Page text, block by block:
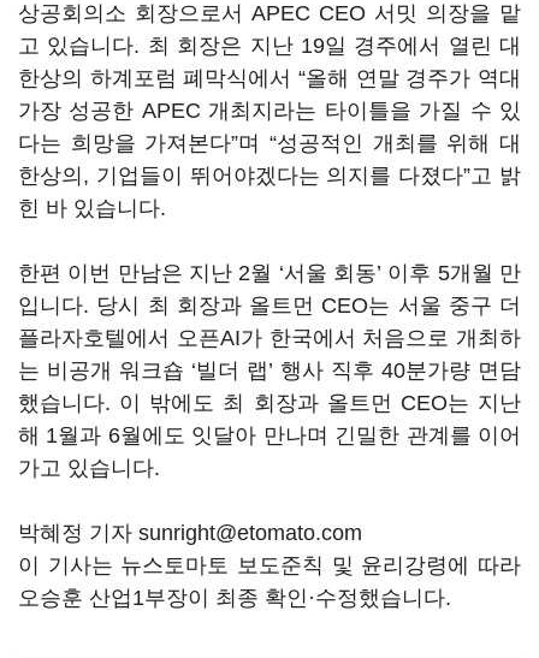
상공회의소 회장으로서 APEC CEO 서밋 의장을 맡
고 있습니다. 최 회장은 지난 19일 경주에서 열린 대
한상의 하계포럼 폐막식에서 “올해 연말 경주가 역대
가장 성공한 APEC 개최지라는 타이틀을 가질 수 있
다는 희망을 가져본다”며“성공적인 개최를 위해 대
한상의, 기업들이 뛰어야겠다는 의지를 다졌다”고 밝
힌 바 있습니다.
한편 이번 만남은 지난 2월 ‘서울 회동’ 이후 5개월 만
입니다. 당시 최 회장과 올트먼 CEO는 서울 중구 더
플라자호텔에서 오픈AI가 한국에서 처음으로 개최하
는 비공개 워크숍 ‘빌더 랩’ 행사 직후 40분가량 면담
했습니다. 이 밖에도 최 회장과 올트먼 CEO는 지난
해 1월과 6월에도 잇달아 만나며 긴밀한 관계를 이어
가고 있습니다.
박혜정 기자 sunright@etomato.com
이 기사는 뉴스토마토 보도준칙 및 윤리강령에 따라
오승훈 산업1부장이 최종 확인·수정했습니다.